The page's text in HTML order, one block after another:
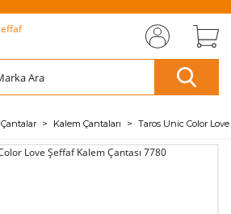
ZİYARET EDİN
KARGO
AZ
ÖDE
💰
Çantalar Kalem Çantaları Taros Unic Color